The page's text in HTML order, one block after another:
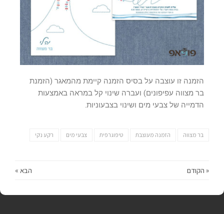
הזמנה זו עוצבה על בסיס הזמנה קיימת מהמאגר (הזמנת
בר מצווה עפיפונים) ועברה שינוי קל במראה באמצעות
הדמייה של צבעי מים ושינוי בצבעוניות.
בר מצווה הזמנה מעוצבת טיפוגרפית צבעי מים רקע נקי
« הקודם הבא »